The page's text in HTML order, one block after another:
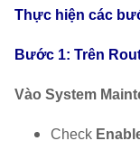
Thực hiện các
Bước 1: Trên
Vào System
Check